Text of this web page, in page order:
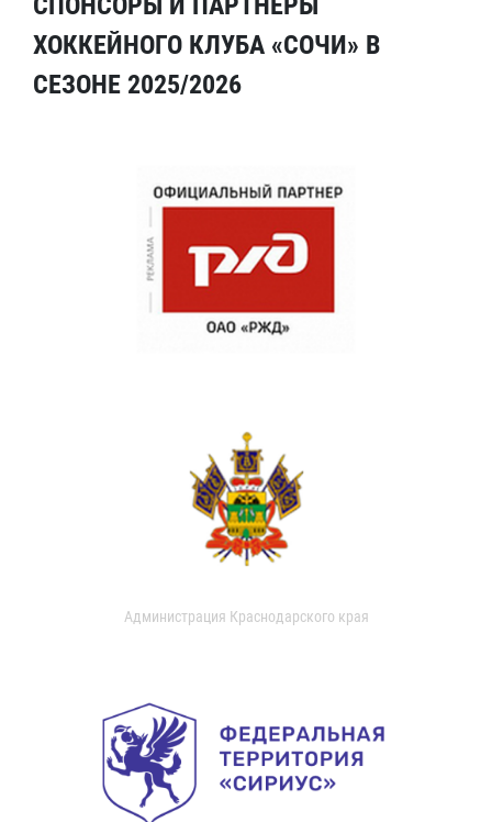
ХОККЕЙНОГО КЛУБА «СОЧИ» В
СЕЗОНЕ 2025/2026
Администрация Краснодарского края